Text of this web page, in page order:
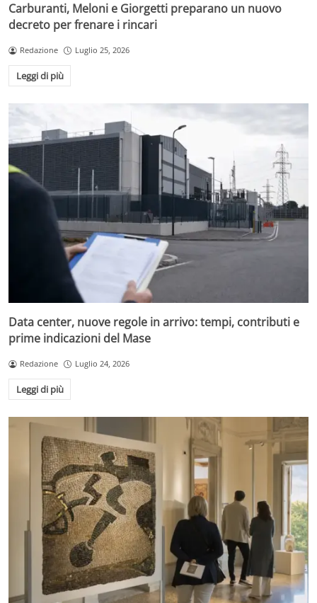
Carburanti, Meloni e Giorgetti preparano un nuovo
decreto per frenare i rincari
Redazione Luglio 25, 2026
Leggi di più
Data center, nuove regole in arrivo: tempi, contributi e
prime indicazioni del Mase
Redazione Luglio 24, 2026
Leggi di più